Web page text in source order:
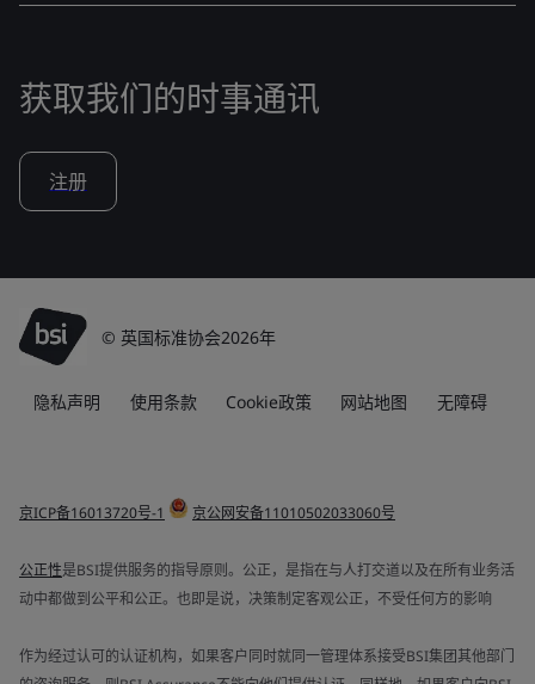
获取我们的时事通讯
注册
© 英国标准协会2026年
隐私声明 使用条款 Cookie政策 网站地图 无障碍
京ICP备16013720号-1 京公网安备11010502033060号
公正性是BSI提供服务的指导原则。公正，是指在与人打交道以及在所有业务活
动中都做到公平和公正。也即是说，决策制定客观公正，不受任何方的影响
作为经过认可的认证机构，如果客户同时就同一管理体系接受BSI集团其他部门